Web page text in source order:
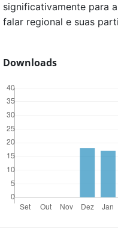
significativamente para
falar regional e suas
Downloads